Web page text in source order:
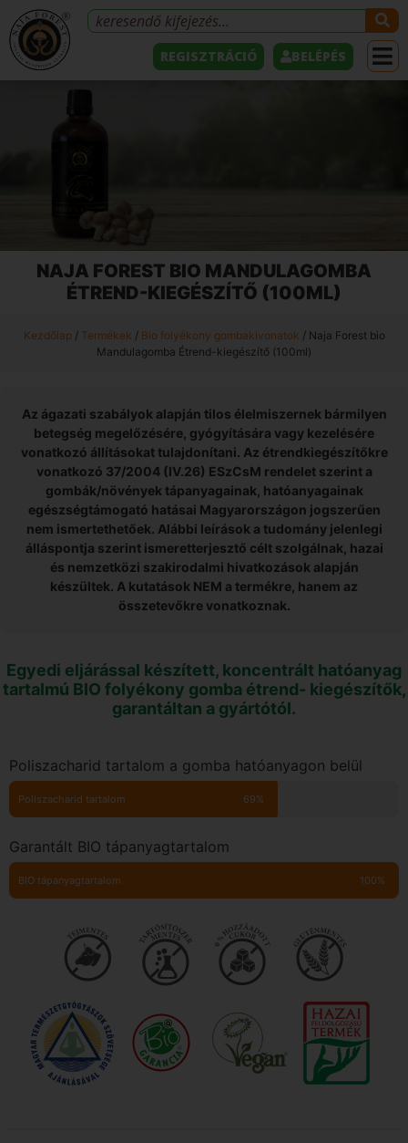
REGISZTRÁCIÓ BELÉPÉS
NAJA FOREST BIO MANDULAGOMBA
ÉTREND-KIEGÉSZÍTŐ (100ML)
Kezdőlap/ Termékek / Bio folyékony gombakivonatok / Naja Forest bio
Mandulagomba Étrend-kiegészítő (100ml)
Az ágazati szabályok alapján tilos élelmiszernek bármilyen
betegség megelőzésére, gyógyítására vagy kezelésére
vonatkozó állításokat tulajdonítani. Az étrendkiegészítőkre
vonatkozó 37/2004 (IV.26) ESzCsM rendelet szerint a
gombák/növények tápanyagainak, hatóanyagainak
egészségtámogató hatásai Magyarországon jogszerűen
nem ismertethetőek. Alábbi leírások a tudomány jelenlegi
álláspontja szerint ismeretterjesztő célt szolgálnak, hazai
és nemzetközi szakirodalmi hivatkozások alapján
készültek. A kutatások NEM a termékre, hanem az
összetevőkre vonatkoznak.
Egyedi eljárással készített, koncentrált hatóanyag
tartalmú BIO folyékony gomba étrend- kiegészítők,
garantáltan a gyártótól.
Poliszacharid tartalom a gomba hatóanyagon belül
Poliszacharid tartalom 69%
Garantált BIO tápanyagtartalom
BIO tápanyagtartalom 100%
0 % hozzáadott